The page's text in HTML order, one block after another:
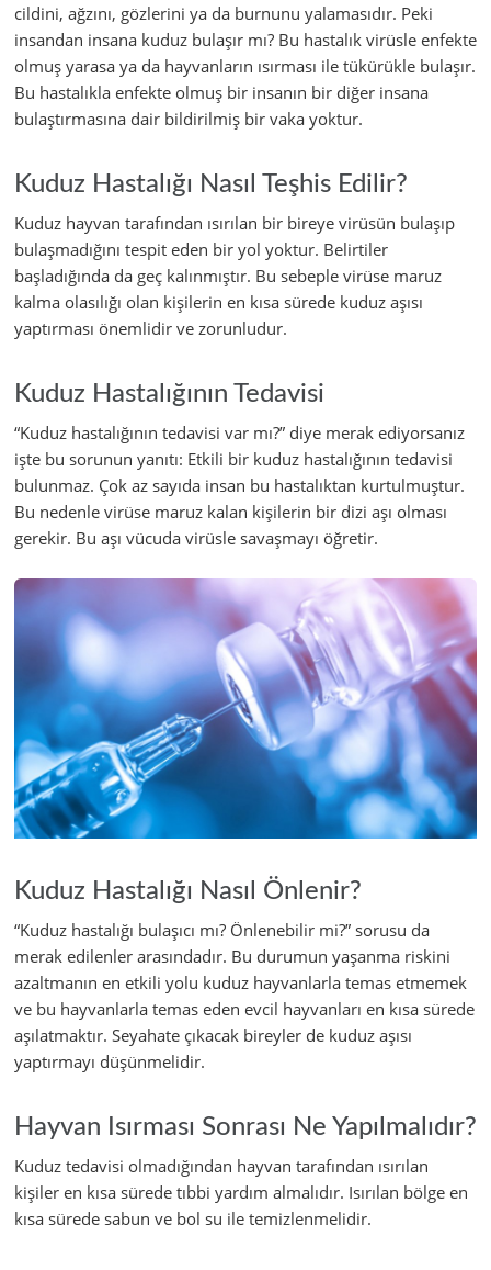
cildini, ağzını, gözlerini ya da burnunu yalamasıdır. Peki
insandan insana kuduz bulaşır mı? Bu hastalık virüsle enfekte
olmuş yarasa ya da hayvanların ısırması ile tükürükle bulaşır.
Bu hastalıkla enfekte olmuş bir insanın bir diğer insana
bulaştırmasına dair bildirilmiş bir vaka yoktur.
Kuduz Hastalığı Nasıl Teşhis Edilir?
Kuduz hayvan tarafından ısırılan bir bireye virüsün bulaşıp
bulaşmadığını tespit eden bir yol yoktur. Belirtiler
başladığında da geç kalınmıştır. Bu sebeple virüse maruz
kalma olasılığı olan kişilerin en kısa sürede kuduz aşısı
yaptırması önemlidir ve zorunludur.
Kuduz Hastalığının Tedavisi
“Kuduz hastalığının tedavisi var mı?” diye merak ediyorsanız
işte bu sorunun yanıtı: Etkili bir kuduz hastalığının tedavisi
bulunmaz. Çok az sayıda insan bu hastalıktan kurtulmuştur.
Bu nedenle virüse maruz kalan kişilerin bir dizi aşı olması
gerekir. Bu aşı vücuda virüsle savaşmayı öğretir.
Kuduz Hastalığı Nasıl Önlenir?
“Kuduz hastalığı bulaşıcı mı? Önlenebilir mi?” sorusu da
merak edilenler arasındadır. Bu durumun yaşanma riskini
azaltmanın en etkili yolu kuduz hayvanlarla temas etmemek
ve bu hayvanlarla temas eden evcil hayvanları en kısa sürede
aşılatmaktır. Seyahate çıkacak bireyler de kuduz aşısı
yaptırmayı düşünmelidir.
Hayvan Isırması Sonrası Ne Yapılmalıdır?
Kuduz tedavisi olmadığından hayvan tarafından ısırılan
kişiler en kısa sürede tıbbi yardım almalıdır. Isırılan bölge en
kısa sürede sabun ve bol su ile temizlenmelidir.